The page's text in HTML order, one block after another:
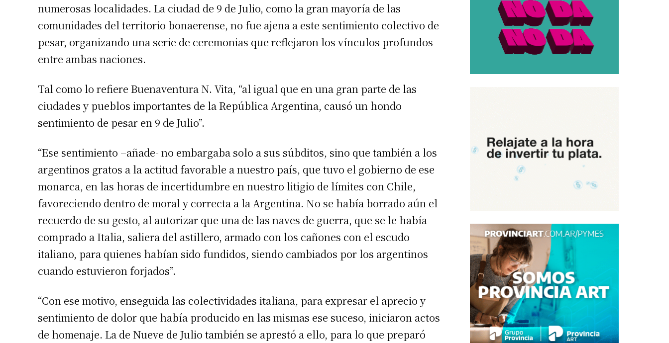
numerosas localidades. La ciudad de 9 de Julio, como la gran mayoría de las
comunidades del territorio bonaerense, no fue ajena a este sentimiento colectivo de
pesar, organizando una serie de ceremonias que reflejaron los vínculos profundos
entre ambas naciones.
Tal como lo refiere Buenaventura N. Vita, “al igual que en una gran parte de las
ciudades y pueblos importantes de la República Argentina, causó un hondo
sentimiento de pesar en 9 de Julio”.
“Ese sentimiento –añade- no embargaba solo a sus súbditos, sino que también a los
argentinos gratos a la actitud favorable a nuestro país, que tuvo el gobierno de ese
monarca, en las horas de incertidumbre en nuestro litigio de límites con Chile,
favoreciendo dentro de moral y correcta a la Argentina. No se había borrado aún el
recuerdo de su gesto, al autorizar que una de las naves de guerra, que se le había
comprado a Italia, saliera del astillero, armado con los cañones con el escudo
italiano, para quienes habían sido fundidos, siendo cambiados por los argentinos
cuando estuvieron forjados”.
“Con ese motivo, enseguida las colectividades italiana, para expresar el aprecio y
sentimiento de dolor que había producido en las mismas ese suceso, iniciaron actos
de homenaje. La de Nueve de Julio también se aprestó a ello, para lo que preparó